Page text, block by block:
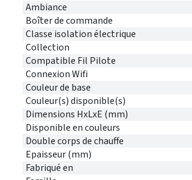
Ambiance
Boîter de commande
Classe isolation électrique
Collection
Compatible Fil Pilote
Connexion Wifi
Couleur de base
Couleur(s) disponible(s)
Dimensions HxLxE (mm)
Disponible en couleurs
Double corps de chauffe
Epaisseur (mm)
Fabriqué en